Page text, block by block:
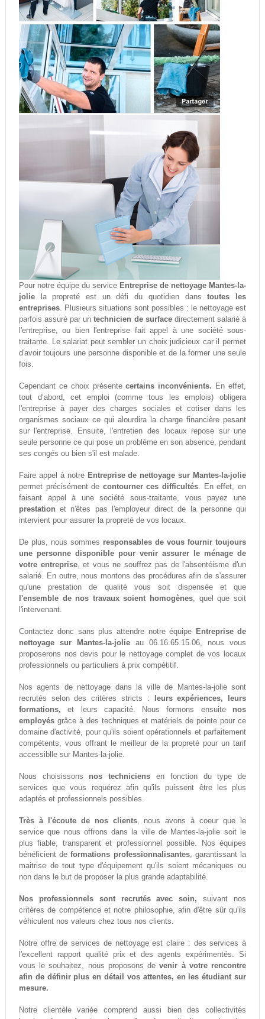
Pour notre équipe du service Entreprise de nettoyage Mantes-la-
joliela propreté est un défi du quotidien danstoutes les
entreprises. Plusieurs situations sont possibles : le nettoyage est
parfois assuré par untechnicien de surfacedirectement salarié à
l'entreprise, ou bien l'entreprise fait appel à une société sous-
traitante. Le salariat peut sembler un choix judicieux car il permet
d'avoir toujours une personne disponible et de la former une seule
fois.
Cependant ce choix présentecertains inconvénients. En effet,
tout d‘abord, cet emploi (comme tous les emplois) obligera
l'entreprise à payer des charges sociales et cotiser dans les
organismes sociaux ce qui alourdira la charge financière pesant
sur l'entreprise. Ensuite, l'entretien des locaux repose sur une
seule personne ce qui pose un problème en son absence, pendant
ses congés ou bien s'il est malade.
Faire appel à notre Entreprise de nettoyage sur Mantes-la-jolie
permet précisément de contourner ces difficultés. En effet, en
faisant appel à une société sous-traitante, vous payez une
prestation et n'êtes pas l'employeur direct de la personne qui
intervient pour assurer la propreté de vos locaux.
De plus, nous sommes responsables de vous fournir toujours
une personne disponible pour venir assurer le ménage de
votre entreprise, et vous ne souffrez pas de l'absentéisme d'un
salarié. En outre, nous montons des procédures afin de s'assurer
qu'une prestation de qualité vous soit dispensée et que
l'ensemble de nos travaux soient homogènes, quel que soit
l'intervenant.
Contactez donc sans plus attendre notre équipe Entreprise de
nettoyage sur Mantes-la-jolieau 06.16.65.15.06, nous vous
proposerons nos devis pour le nettoyage complet de vos locaux
professionnels ou particuliers à prix compétitif.
Nos agents de nettoyage dans la ville de Mantes-la-jolie sont
recrutés selon des critères stricts :
leurs expériences, leurs
formations, et leurs capacité. Nous formons ensuite nos
employésgrâce à des techniques et matériels de pointe pour ce
domaine d'activité, pour qu'ils soient opérationnels et parfaitement
compétents, vous offrant le meilleur de la propreté pour un tarif
accessiblle sur Mantes-la-jolie.
Nous choisissons nos techniciens en fonction du type de
services que vous requérez afin qu'ils puissent être les plus
adaptés et professionnels possibles.
Très à l'écoute de nos clients, nous avons à coeur que le
service que nous offrons dans la ville de Mantes-la-jolie soit le
plus fiable, transparent et professionnel possible. Nos équipes
bénéficient deformations professionnalisantes, garantissant la
maitrise de tout type d'équipement qu'ils soient mécaniques ou
non dans le but de proposer la plus grande adaptabilité.
Nos professionnels sont recrutés avec soin, suivant nos
critères de compétence et notre philosophie, afin d'être sûr qu'ils
véhiculent nos valeurs chez tous nos clients.
Notre offre de services de nettoyage est claire : des services à
l'excellent rapport qualité prix et des agents expérimentés. Si
vous le souhaitez, nous proposons devenir à votre rencontre
afin de définir plus en détail vos attentes, en les étudiant sur
mesure.
Notre clientèle variée comprend aussi bien des collectivités